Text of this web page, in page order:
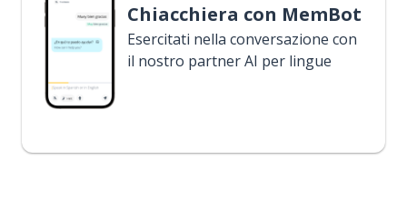
Chiacchiera con MemBot
Esercitati nella conversazione con
il nostro partner AI per lingue